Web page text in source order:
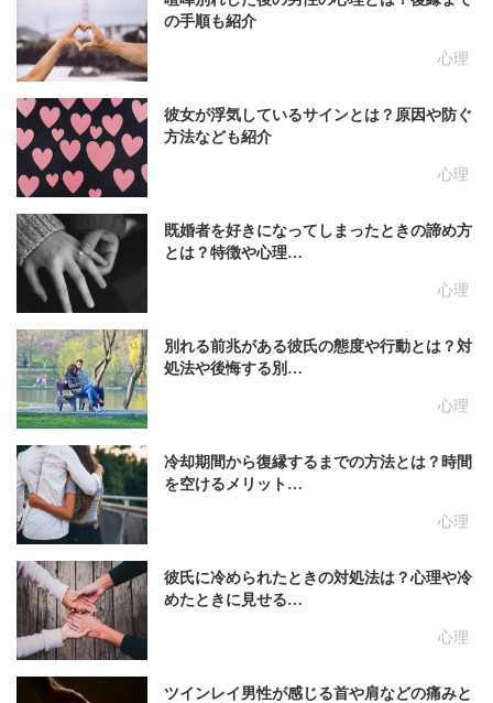
心理
の手順も紹介
心理
彼女が浮気しているサインとは？原因や防ぐ
方法なども紹介
心理
既婚者を好きになってしまったときの諦め方
とは？特徴や心理…
心理
別れる前兆がある彼氏の態度や行動とは？対
処法や後悔する別…
心理
冷却期間から復縁するまでの方法とは？時間
を空けるメリット…
心理
彼氏に冷められたときの対処法は？心理や冷
めたときに見せる…
ツインレイ男性が感じる首や肩などの痛みと